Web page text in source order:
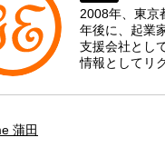
2008年、東京
年後に、起業
支援会社とし
情報としてリ
蒲田